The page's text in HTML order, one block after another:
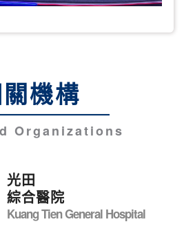
機構
Organizations
光田
綜合醫院
Kuang Tien General Hospital